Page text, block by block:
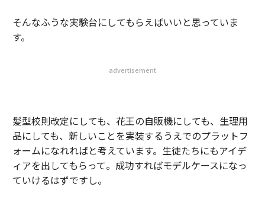
そんなふうな実験台にしてもらえばいいと思っていま
す。
advertisement
髪型校則改定にしても、花王の自販機にしても、生理用
品にしても、新しいことを実装するうえでのプラットフ
ォームになれればと考えています。生徒たちにもアイデ
ィアを出してもらって。成功すればモデルケースになっ
ていけるはずですし。